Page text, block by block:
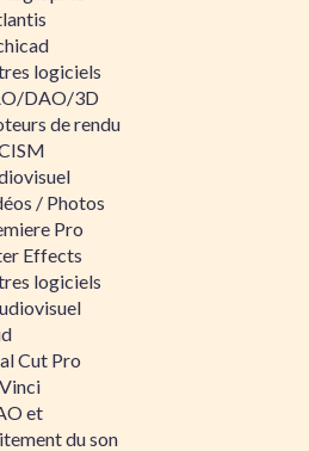
logiciels
DAO/3D
de rendu
/ Photos
Pro
Effects
logiciels
Cut Pro
et
du son